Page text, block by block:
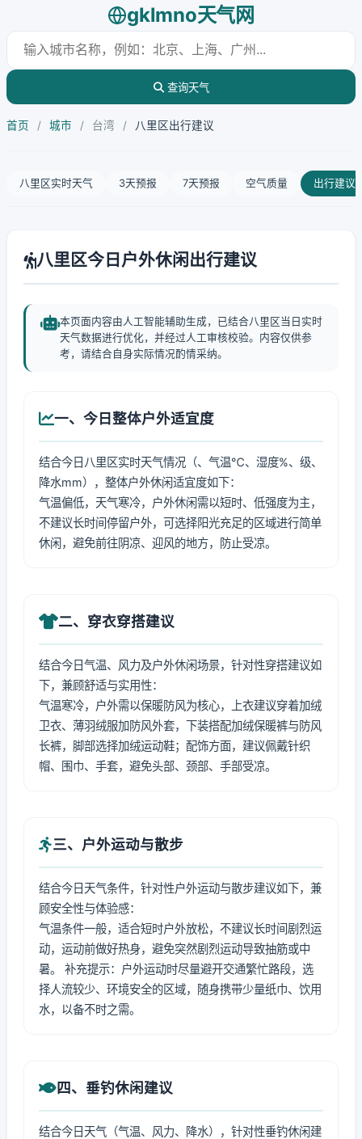
gklmno天气网
查询天气
首页 / 城市 / 台湾 / 八里区出行建议
八里区实时天气 3天预报 7天预报 空气质量 出行建议
八里区今日户外休闲出行建议
本页面内容由人工智能辅助生成，已结合八里区当日实时
天气数据进行优化，并经过人工审核校验。内容仅供参
考，请结合自身实际情况酌情采纳。
一、今日整体户外适宜度
结合今日八里区实时天气情况（、气温℃、湿度%、级、
降水mm），整体户外休闲适宜度如下：
气温偏低，天气寒冷，户外休闲需以短时、低强度为主，
不建议长时间停留户外，可选择阳光充足的区域进行简单
休闲，避免前往阴凉、迎风的地方，防止受凉。
二、穿衣穿搭建议
结合今日气温、风力及户外休闲场景，针对性穿搭建议如
下，兼顾舒适与实用性：
气温寒冷，户外需以保暖防风为核心，上衣建议穿着加绒
卫衣、薄羽绒服加防风外套，下装搭配加绒保暖裤与防风
长裤，脚部选择加绒运动鞋；配饰方面，建议佩戴针织
帽、围巾、手套，避免头部、颈部、手部受凉。
三、户外运动与散步
结合今日天气条件，针对性户外运动与散步建议如下，兼
顾安全性与体验感：
气温条件一般，适合短时户外放松，不建议长时间剧烈运
动，运动前做好热身，避免突然剧烈运动导致抽筋或中
暑。 补充提示：户外运动时尽量避开交通繁忙路段，选
择人流较少、环境安全的区域，随身携带少量纸巾、饮用
水，以备不时之需。
四、垂钓休闲建议
结合今日天气（气温、风力、降水），针对性垂钓休闲建